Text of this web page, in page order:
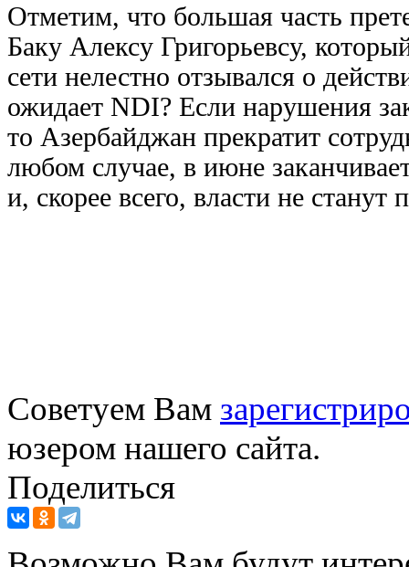
Отметим, что большая часть
Баку Алексу Григорьевсу,
сети нелестно отзывался о
ожидает NDI? Если нарушения
то Азербайджан прекратит
любом случае, в июне
и, скорее всего, власти не станут
Советуем Вам
юзером нашего сайта.
Поделиться